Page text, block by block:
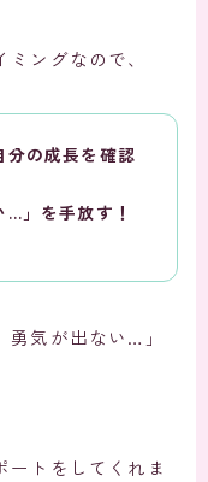
ングなので、
分の成長を確認
…」を手放す！
気が出ない…」
ートをしてくれま